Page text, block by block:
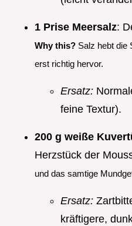
1 Prise Meersalz:
Why this? Salz hebt die
erst richtig hervor.
Ersatz:
feine Textur).
200 g weiße
Herzstück der
und das samtige
Ersatz:
kräftigere,